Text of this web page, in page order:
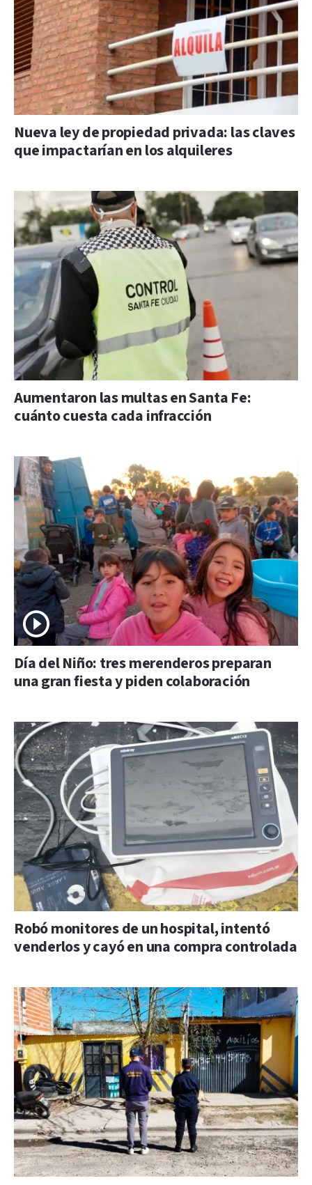
Nueva ley de propiedad privada: las claves
que impactarían en los alquileres
Aumentaron las multas en Santa Fe:
cuánto cuesta cada infracción
Día del Niño: tres merenderos preparan
una gran fiesta y piden colaboración
Robó monitores de un hospital, intentó
venderlos y cayó en una compra controlada